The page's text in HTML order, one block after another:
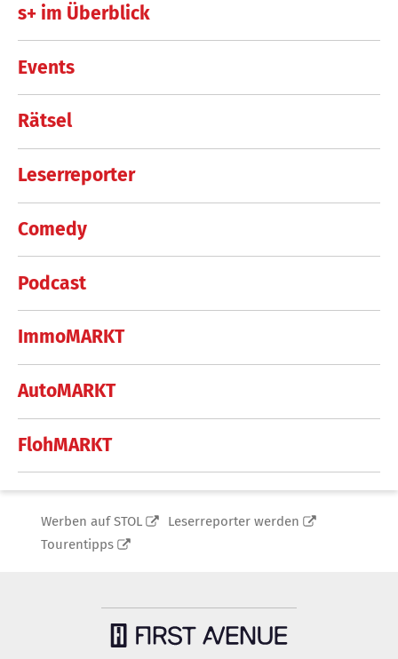
s+ im Überblick
Events
Rätsel
Leserreporter
Comedy
Podcast
ImmoMARKT
AutoMARKT
FlohMARKT
Werben auf STOL
Leserreporter werden
Tourentipps